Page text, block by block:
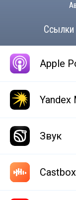
Ссылки
Apple
Yandex
Звук
Castbox